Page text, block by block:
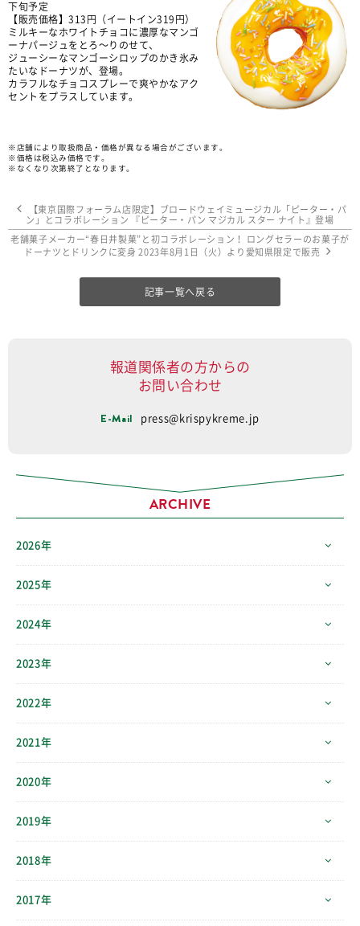
下旬予定
【販売価格】313円（イートイン319円）
ミルキーなホワイトチョコに濃厚なマンゴ
ーナパージュをとろ〜りのせて、
ジューシーなマンゴーシロップのかき氷み
たいなドーナツが、登場。
カラフルなチョコスプレーで爽やかなアク
セントをプラスしています。
※店舗により取扱商品・価格が異なる場合がございます。
※価格は税込み価格です。
※なくなり次第終了となります。
【東京国際フォーラム店限定】ブロードウェイミュージカル「ピーター・パ
ン」とコラボレーション 『ピーター・パン マジカル スター ナイト』登場
老舗菓子メーカー“春日井製菓”と初コラボレーション！ ロングセラーのお菓子が
ドーナツとドリンクに変身 2023年8月1日（火）より愛知県限定で販売
記事一覧へ戻る
報道関係者の方からの
お問い合わせ
E-Mail press@krispykreme.jp
ARCHIVE
2026年
2025年
2024年
2023年
2022年
2021年
2020年
2019年
2018年
2017年